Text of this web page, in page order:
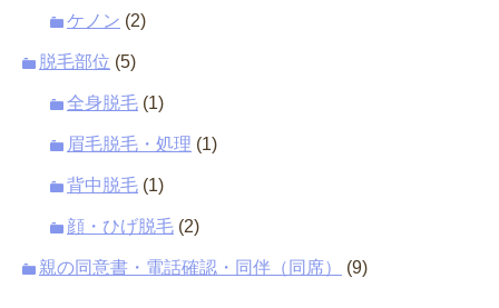
ケノン (2)
脱毛部位 (5)
全身脱毛 (1)
眉毛脱毛・処理 (1)
背中脱毛 (1)
顔・ひげ脱毛 (2)
親の同意書・電話確認・同伴（同席） (9)